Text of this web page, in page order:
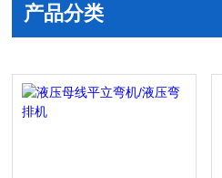
产品分类